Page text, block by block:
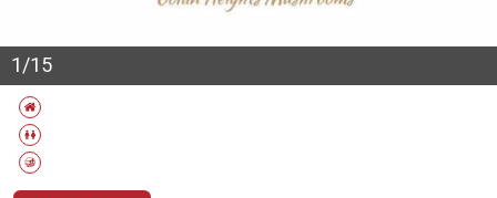
1/15